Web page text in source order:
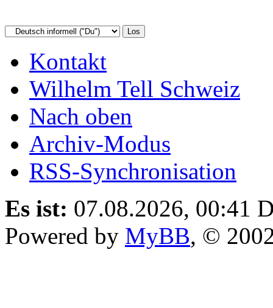
Kontakt
Wilhelm Tell Schweiz
Nach oben
Archiv-Modus
RSS-Synchronisation
Es ist: 07.08.2026, 00:41
Powered by MyBB, ©